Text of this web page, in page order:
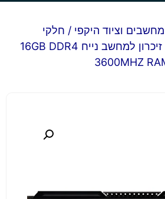
מחשבים וציוד היקפי / חלקי
/ זיכרון למחשב נייח 16GB DDR4
3600MHZ